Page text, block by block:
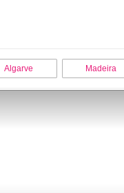
Algarve Madeira